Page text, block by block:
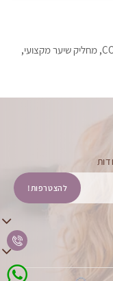
, מחליק שיער מקצועי,
להצטרפות!